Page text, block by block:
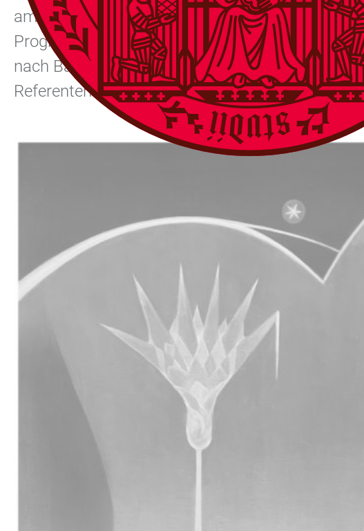
amerikanische Wissenschaftler, Journalisten
Programm wurde im Frühjahr 2007 in
nach Baden-Württemberg zu bringen. Seit dem